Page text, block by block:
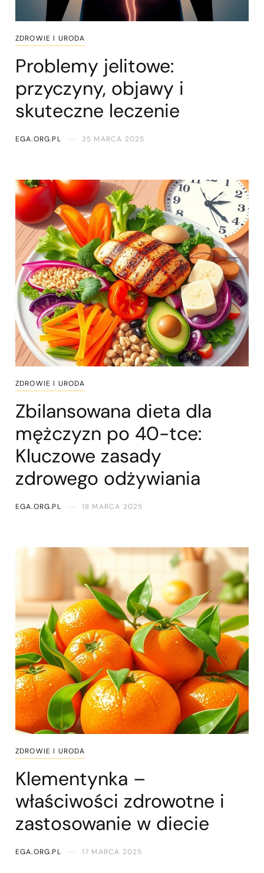
ZDROWIE I URODA
Problemy jelitowe:
przyczyny, objawy i
skuteczne leczenie
EGA.ORG.PL 25 MARCA 2025
ZDROWIE I URODA
Zbilansowana dieta dla
mężczyzn po 40-tce:
Kluczowe zasady
zdrowego odżywiania
EGA.ORG.PL 18 MARCA 2025
ZDROWIE I URODA
Klementynka –
właściwości zdrowotne i
zastosowanie w diecie
EGA.ORG.PL 17 MARCA 2025